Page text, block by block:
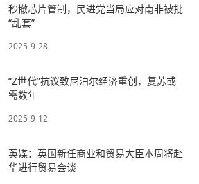
秒撤芯片管制，民进党当局应对南非被批
“乱套”
2025-9-28
“Z世代”抗议致尼泊尔经济重创，复苏或
需数年
2025-9-12
英媒：英国新任商业和贸易大臣本周将赴
华进行贸易会谈